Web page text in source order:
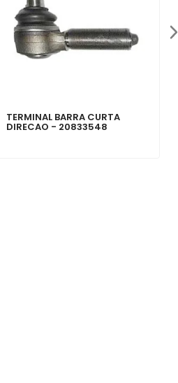
TERMINAL BARRA CURTA
DIRECAO - 20833548